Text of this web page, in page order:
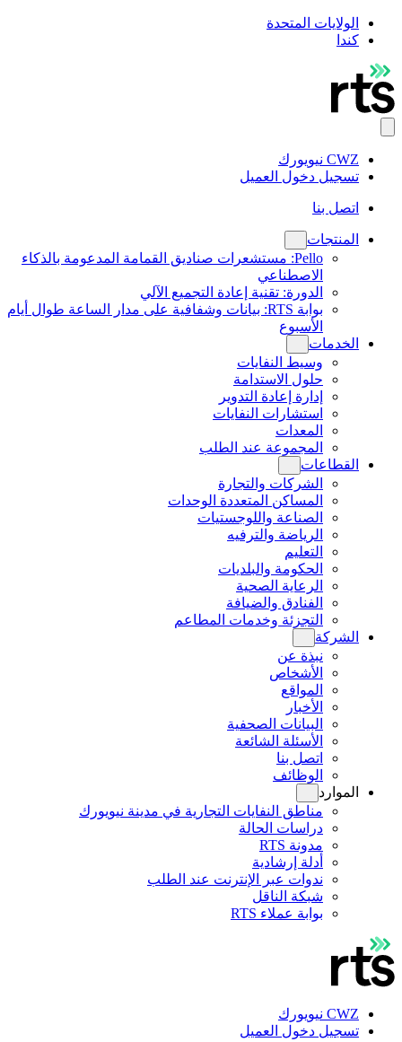
الولايات المتحدة
كندا
CWZ نيويورك
تسجيل دخول العميل
اتصل بنا
المنتجات
Pello: مستشعرات صناديق القمامة المدعومة بالذكاء
الاصطناعي
الدورة: تقنية إعادة التجميع الآلي
بوابة RTS: بيانات وشفافية على مدار الساعة طوال أيام
الأسبوع
الخدمات
وسيط النفايات
حلول الاستدامة
إدارة إعادة التدوير
استشارات النفايات
المعدات
المجموعة عند الطلب
القطاعات
الشركات والتجارة
المساكن المتعددة الوحدات
الصناعة واللوجستيات
الرياضة والترفيه
التعليم
الحكومة والبلديات
الرعاية الصحية
الفنادق والضيافة
التجزئة وخدمات المطاعم
الشركة
نبذة عن
الأشخاص
المواقع
الأخبار
البيانات الصحفية
الأسئلة الشائعة
اتصل بنا
الوظائف
الموارد
مناطق النفايات التجارية في مدينة نيويورك
دراسات الحالة
مدونة RTS
أدلة إرشادية
ندوات عبر الإنترنت عند الطلب
شبكة الناقل
بوابة عملاء RTS
CWZ نيويورك
تسجيل دخول العميل